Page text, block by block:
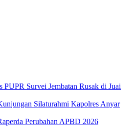
Survei Jembatan Rusak di Juai
Silaturahmi Kapolres Anyar
Perubahan APBD 2026